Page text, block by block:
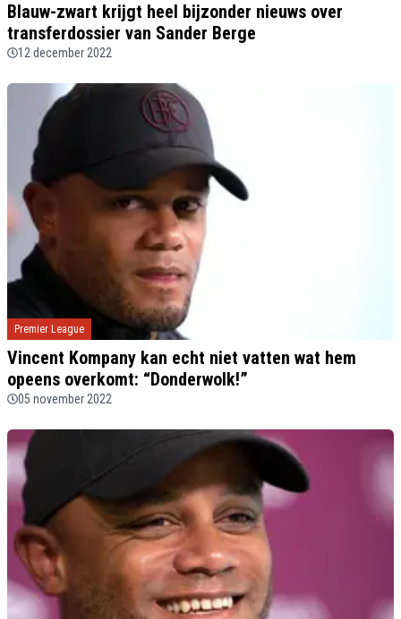
Blauw-zwart krijgt heel bijzonder nieuws over
transferdossier van Sander Berge
12 december 2022
Premier League
Vincent Kompany kan echt niet vatten wat hem
opeens overkomt: “Donderwolk!”
05 november 2022